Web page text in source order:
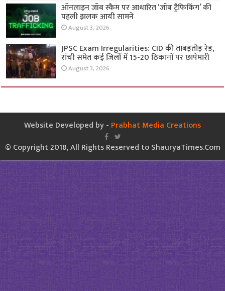
ऑनलाइन जॉब स्कैम पर आधारित ‘जॉब ट्रैफिकिंग’ की
पहली झलक आयी सामने
August 3, 2026
JPSC Exam Irregularities: CID की ताबड़तोड़ रेड,
रांची समेत कई जिलों में 15-20 ठिकानों पर छापेमारी
August 3, 2026
Website Developed by - Prabhat Media Creations
© Copyright 2018, All Rights Reserved to ShauryaTimes.Com